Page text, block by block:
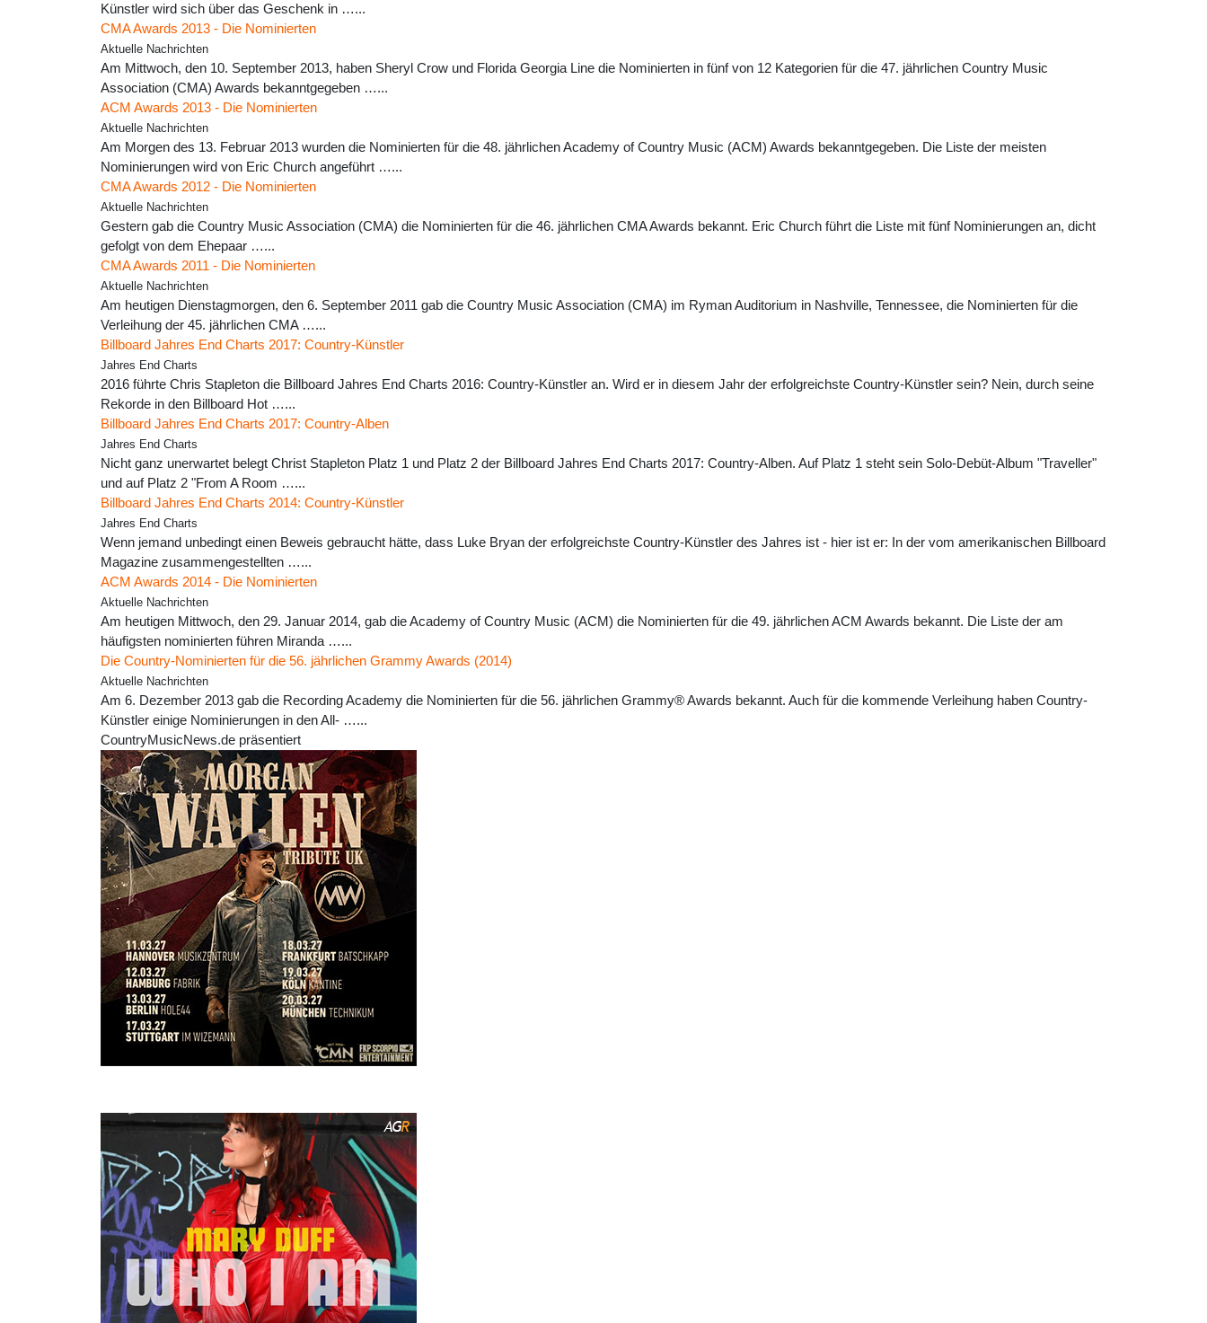
Künstler wird sich über das Geschenk in …...
CMA Awards 2013 - Die Nominierten
Aktuelle Nachrichten
Am Mittwoch, den 10. September 2013, haben Sheryl Crow und Florida Georgia Line die Nominierten in fünf von 12 Kategorien für die 47. jährlichen Country Music
Association (CMA) Awards bekanntgegeben …...
ACM Awards 2013 - Die Nominierten
Aktuelle Nachrichten
Am Morgen des 13. Februar 2013 wurden die Nominierten für die 48. jährlichen Academy of Country Music (ACM) Awards bekanntgegeben. Die Liste der meisten
Nominierungen wird von Eric Church angeführt …...
CMA Awards 2012 - Die Nominierten
Aktuelle Nachrichten
Gestern gab die Country Music Association (CMA) die Nominierten für die 46. jährlichen CMA Awards bekannt. Eric Church führt die Liste mit fünf Nominierungen an, dicht
gefolgt von dem Ehepaar …...
CMA Awards 2011 - Die Nominierten
Aktuelle Nachrichten
Am heutigen Dienstagmorgen, den 6. September 2011 gab die Country Music Association (CMA) im Ryman Auditorium in Nashville, Tennessee, die Nominierten für die
Verleihung der 45. jährlichen CMA …...
Billboard Jahres End Charts 2017: Country-Künstler
Jahres End Charts
2016 führte Chris Stapleton die Billboard Jahres End Charts 2016: Country-Künstler an. Wird er in diesem Jahr der erfolgreichste Country-Künstler sein? Nein, durch seine
Rekorde in den Billboard Hot …...
Billboard Jahres End Charts 2017: Country-Alben
Jahres End Charts
Nicht ganz unerwartet belegt Christ Stapleton Platz 1 und Platz 2 der Billboard Jahres End Charts 2017: Country-Alben. Auf Platz 1 steht sein Solo-Debüt-Album "Traveller"
und auf Platz 2 "From A Room …...
Billboard Jahres End Charts 2014: Country-Künstler
Jahres End Charts
Wenn jemand unbedingt einen Beweis gebraucht hätte, dass Luke Bryan der erfolgreichste Country-Künstler des Jahres ist - hier ist er: In der vom amerikanischen Billboard
Magazine zusammengestellten …...
ACM Awards 2014 - Die Nominierten
Aktuelle Nachrichten
Am heutigen Mittwoch, den 29. Januar 2014, gab die Academy of Country Music (ACM) die Nominierten für die 49. jährlichen ACM Awards bekannt. Die Liste der am
häufigsten nominierten führen Miranda …...
Die Country-Nominierten für die 56. jährlichen Grammy Awards (2014)
Aktuelle Nachrichten
Am 6. Dezember 2013 gab die Recording Academy die Nominierten für die 56. jährlichen Grammy® Awards bekannt. Auch für die kommende Verleihung haben Country-
Künstler einige Nominierungen in den All- …...
CountryMusicNews.de präsentiert